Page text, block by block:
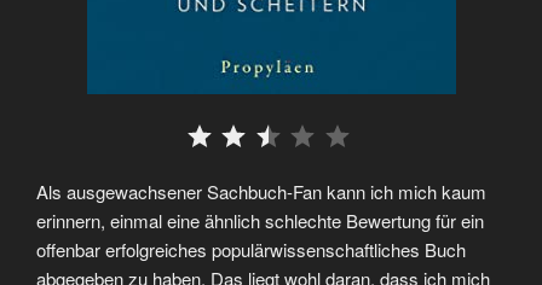
Als ausgewachsener Sachbuch-Fan kann ich mich kaum
erinnern, einmal eine ähnlich schlechte Bewertung für ein
offenbar erfolgreiches populärwissenschaftliches Buch
abgegeben zu haben. Das liegt wohl daran, dass ich mich